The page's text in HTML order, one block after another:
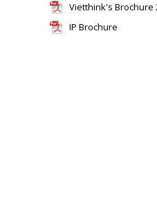
Vietthink's Brochure
IP Brochure